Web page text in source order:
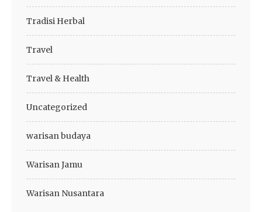
Tradisi Herbal
Travel
Travel & Health
Uncategorized
warisan budaya
Warisan Jamu
Warisan Nusantara